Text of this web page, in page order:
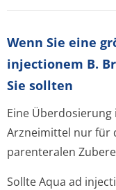
Wenn Sie eine
injectionem B.
Sie sollten
Eine
Arzneimittel nur für
parenteralen
Sollte Aqua ad